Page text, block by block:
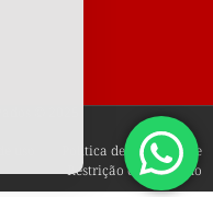
© 2025
Política de privacidade
Restrição de conteúdo